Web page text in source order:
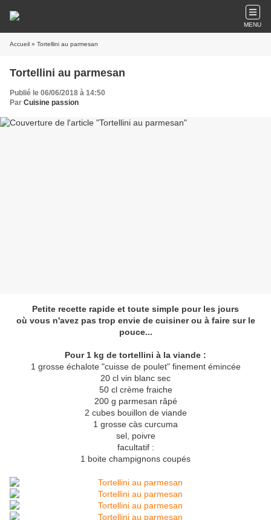
MENU
Accueil » Tortellini au parmesan
Tortellini au parmesan
Publié le 06/06/2018 à 14:50
Par Cuisine passion
Petite recette rapide et toute simple pour les jours
où vous n'avez pas trop envie de cuisiner ou à faire sur le
pouce...
Pour 1 kg de tortellini à la viande :
1 grosse échalote "cuisse de poulet" finement émincée
20 cl vin blanc sec
50 cl crème fraiche
200 g parmesan râpé
2 cubes bouillon de viande
1 grosse càs curcuma
sel, poivre
facultatif :
1 boite champignons coupés